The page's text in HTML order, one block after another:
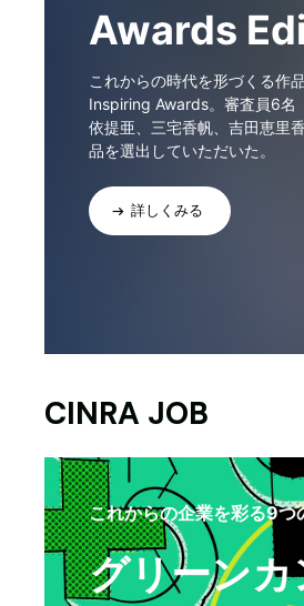
Awards
これからの時代を形づくる作
Inspiring Awards。審査員6名
依提亜、三宅香帆、吉田恵里
品を選出していただいた。
詳しくみる
CINRA JOB
これからの企業を彩る9つ
グリーン